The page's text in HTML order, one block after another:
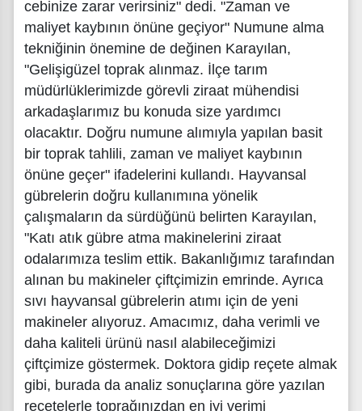
cebinize zarar verirsiniz" dedi. "Zaman ve
maliyet kaybının önüne geçiyor" Numune alma
tekniğinin önemine de değinen Karayılan,
"Gelişigüzel toprak alınmaz. İlçe tarım
müdürlüklerimizde görevli ziraat mühendisi
arkadaşlarımız bu konuda size yardımcı
olacaktır. Doğru numune alımıyla yapılan basit
bir toprak tahlili, zaman ve maliyet kaybının
önüne geçer" ifadelerini kullandı. Hayvansal
gübrelerin doğru kullanımına yönelik
çalışmaların da sürdüğünü belirten Karayılan,
"Katı atık gübre atma makinelerini ziraat
odalarımıza teslim ettik. Bakanlığımız tarafından
alınan bu makineler çiftçimizin emrinde. Ayrıca
sıvı hayvansal gübrelerin atımı için de yeni
makineler alıyoruz. Amacımız, daha verimli ve
daha kaliteli ürünü nasıl alabileceğimizi
çiftçimize göstermek. Doktora gidip reçete almak
gibi, burada da analiz sonuçlarına göre yazılan
reçetelerle toprağınızdan en iyi verimi